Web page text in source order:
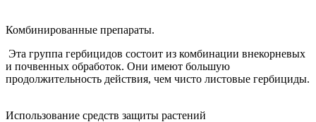
Комбинированные препараты.
Эта группа гербицидов состоит из комбинации внекорневых
и почвенных обработок. Они имеют большую
продолжительность действия, чем чисто листовые гербициды.
Использование средств защиты растений